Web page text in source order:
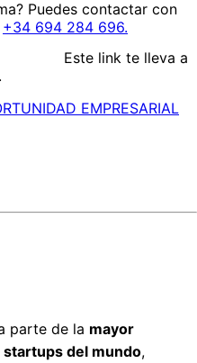
Puedes contactar con
+34 694 284 696.
Este link te lleva a
EMPRESARIAL
parte de la mayor
del mundo,